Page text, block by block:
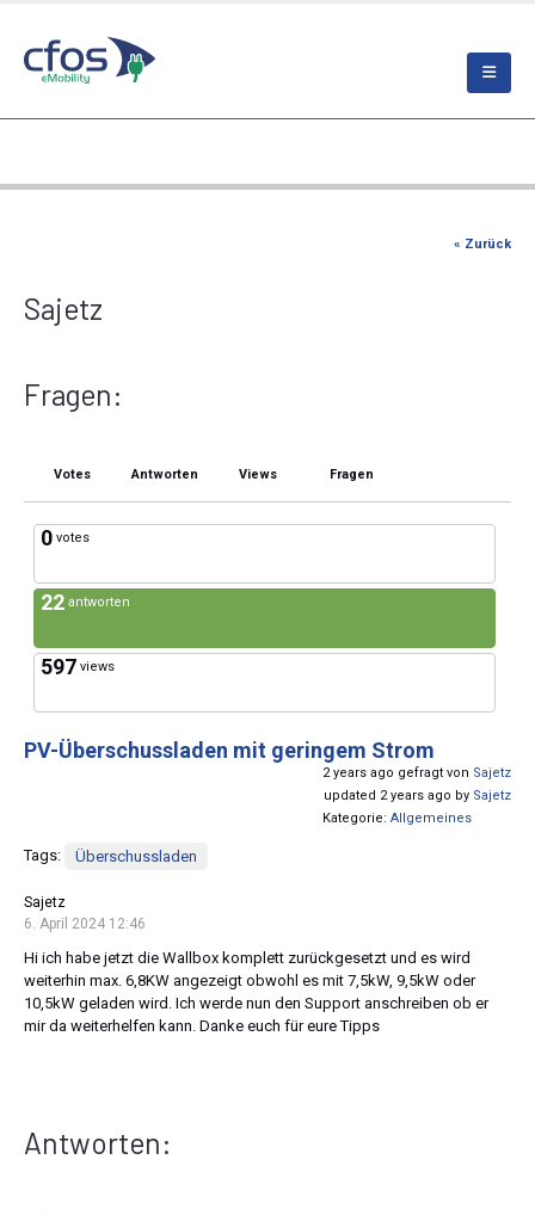
« Zurück
Sajetz
Fragen:
Votes Antworten Views Fragen
0 votes
22 antworten
597 views
PV-Überschussladen mit geringem Strom
2 years ago gefragt von Sajetz
updated 2 years ago by Sajetz
Kategorie: Allgemeines
Tags: Überschussladen
Sajetz
6. April 2024 12:46
Hi ich habe jetzt die Wallbox komplett zurückgesetzt und es wird
weiterhin max. 6,8KW angezeigt obwohl es mit 7,5kW, 9,5kW oder
10,5kW geladen wird. Ich werde nun den Support anschreiben ob er
mir da weiterhelfen kann. Danke euch für eure Tipps
Antworten: